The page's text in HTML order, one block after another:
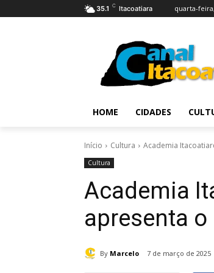
35.1 C Itacoatiara quarta-
HOME CIDADES
Início Cultura Academia
Cultura
Academia
apresenta o
By Marcelo 7 de março de 2025